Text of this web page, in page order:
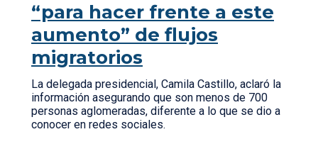
“para hacer frente a este
aumento” de flujos
migratorios
La delegada presidencial, Camila Castillo, aclaró la
información asegurando que son menos de 700
personas aglomeradas, diferente a lo que se dio a
conocer en redes sociales.